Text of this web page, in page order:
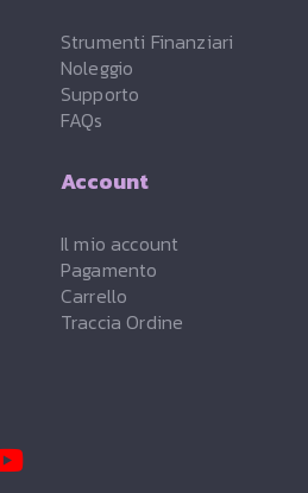
Strumenti Finanziari
Noleggio
Supporto
FAQs
Account
Il mio account
Pagamento
Carrello
Traccia Ordine